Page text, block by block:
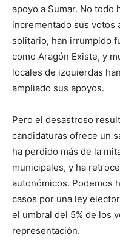
apoyo a Sumar. No todo
incrementado sus votos
solitario, han irrumpido
como Aragón Existe, y
locales de izquierdas
ampliado sus apoyos.
Pero el desastroso
candidaturas ofrece un
ha perdido más de la
municipales, y ha
autonómicos. Podemos
casos por una ley
el umbral del 5% de los
representación.